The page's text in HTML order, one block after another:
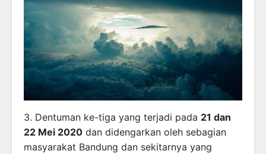
3. Dentuman ke-tiga yang terjadi pada 21 dan
22 Mei 2020 dan didengarkan oleh sebagian
masyarakat Bandung dan sekitarnya yang